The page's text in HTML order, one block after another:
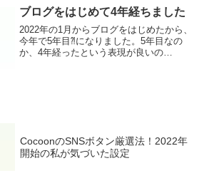
グ村に反映されません。よろしくお願い
いたします。ブログ村サポー...
ブログをはじめて4年経ちました
2022年の1月からブログをはじめたから、
今年で5年目⁈になりました。5年目なの
か、4年経ったという表現が良いの
CocoonのSNSボタン厳選法！2022年
開始の私が気づいた設定